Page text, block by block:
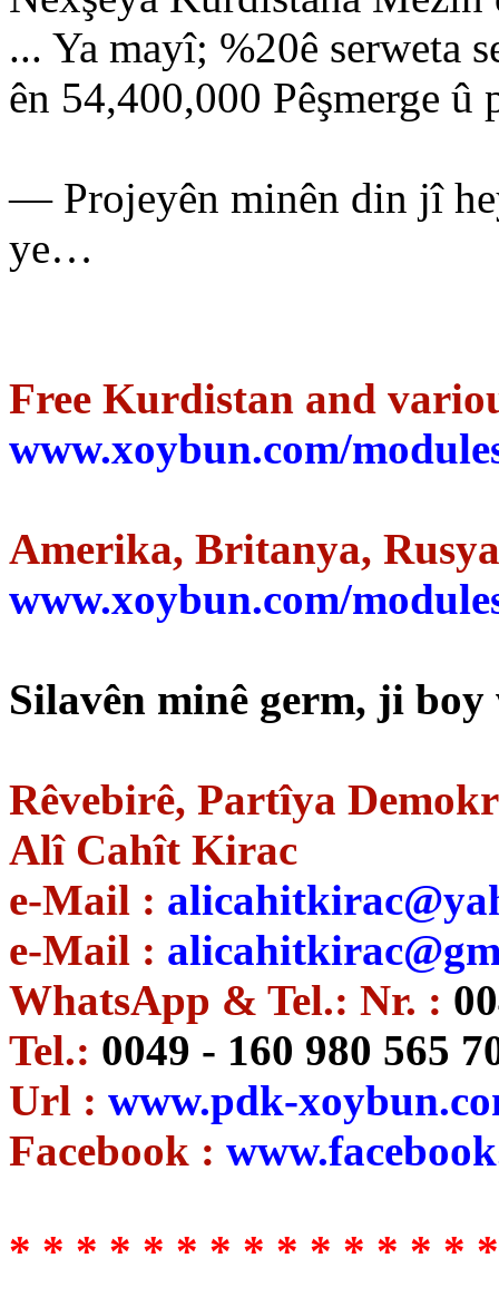
... Ya mayî; %20ê serweta
ên 54,400,000 Pêşmerge
— Projeyên minên din jî
ye…
Free Kurdistan and
www.xoybun.com/
Amerika, Britanya,
www.xoybun.com/
Silavên minê germ, ji boy
Rêvebirê, Partîya
Alî Cahît Kirac
e-Mail :
e-Mail :
WhatsApp & Tel.: Nr. :
Tel.: 0049 - 160 980 565
Url : www.pdk-
Facebook :
* * * * * * * * * * * * * *